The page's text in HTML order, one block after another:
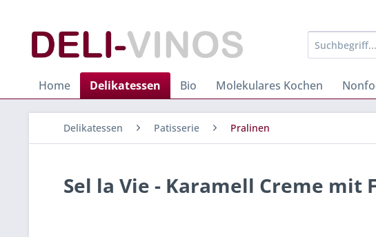
Home Delikatessen Bio Molekulares Kochen
Delikatessen Patisserie Pralinen
Sel la Vie - Karamell Creme mit